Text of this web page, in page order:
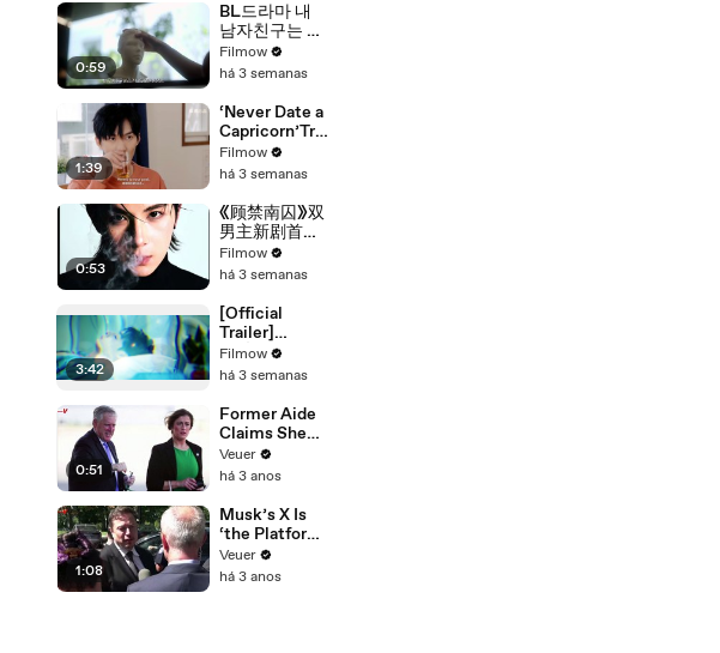
0:59
BL드라마 내
남자친구는 조
각남 메인예고
편 [my
sculpture
main trailer]
Filmow
há 3 semanas
1:39
‘Never Date a
Capricorn’Trai
ler. 《别碰摩羯
啊！》正片预
#blseries #bl
Filmow
há 3 semanas
0:53
《顾禁南囚》双
男主新剧首支
预告
Filmow
há 3 semanas
3:42
[Official
Trailer]
CHÀNG KẸ |
MY LITTLE
BOYS LOVE
VIETNAM |
KC 03.10.2025
Filmow
há 3 semanas
0:51
Former Aide
Claims She
Was Asked to
Make a ‘Hit
Trump
Veuer
há 3 anos
1:08
Musk’s X Is
‘the Platform
With the
Largest Ratio
Veuer
há 3 anos